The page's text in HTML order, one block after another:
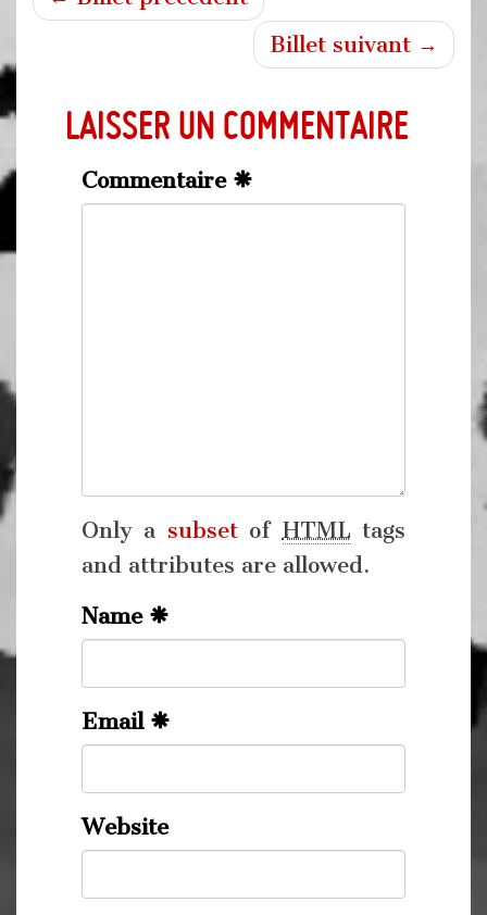
Billet suivant →
Laisser un commentaire
Commentaire
Only a subsetof HTML tags
and attributes are allowed.
Name
Email
Website